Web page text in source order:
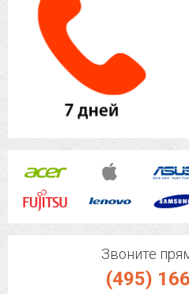
Звоните
(495)